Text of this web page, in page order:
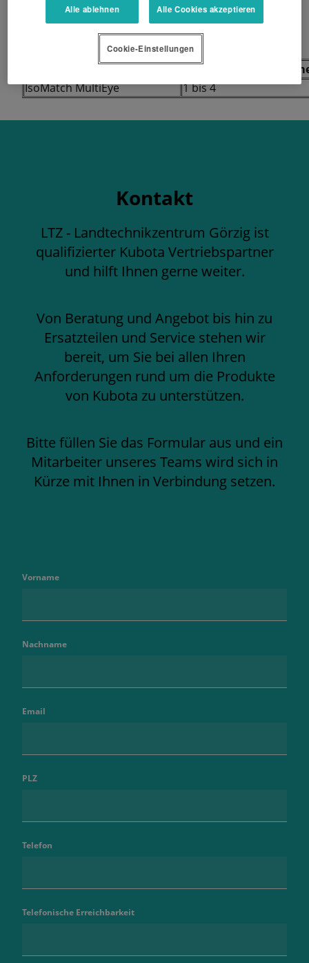
Technische Daten
Modell
Anzahl der
IsoMatch MultiEye
1 bis 4
Kontakt
LTZ - Landtechnikzentrum Görzig ist
qualifizierter Kubota Vertriebspartner
und hilft Ihnen gerne weiter.
Von Beratung und Angebot bis hin zu
Ersatzteilen und Service stehen wir
bereit, um Sie bei allen Ihren
Anforderungen rund um die Produkte
von Kubota zu unterstützen.
Bitte füllen Sie das Formular aus und ein
Mitarbeiter unseres Teams wird sich in
Kürze mit Ihnen in Verbindung setzen.
Vorname
Nachname
Email
PLZ
Telefon
Telefonische Erreichbarkeit
Alle ablehnen Alle Cookies akzeptieren
Cookie-Einstellungen